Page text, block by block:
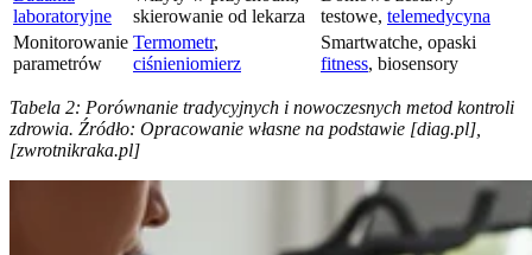
laboratoryjne
skierowanie od lekarza
testowe, telemedycyna
Monitorowanie
parametrów
Termometr,
ciśnieniomierz
Smartwatche, opaski
fitness, biosensory
Tabela 2: Porównanie tradycyjnych i nowoczesnych metod kontroli
zdrowia. Źródło: Opracowanie własne na podstawie [diag.pl],
[zwrotnikraka.pl]